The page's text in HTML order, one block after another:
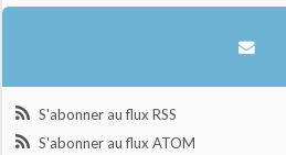
S'abonner au flux RSS
S'abonner au flux ATOM